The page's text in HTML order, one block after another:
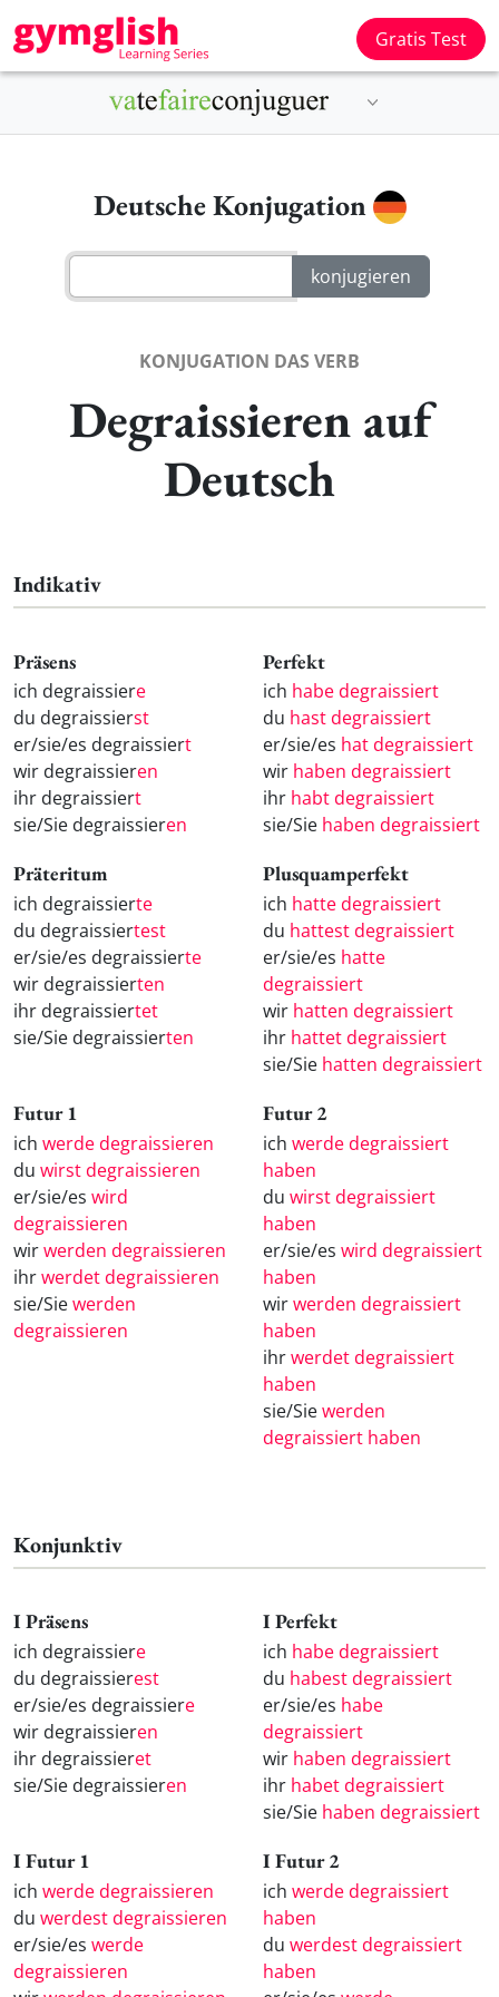
Gratis Test
Deutsche Konjugation
KONJUGATION DAS VERB
Degraissieren auf
Deutsch
Indikativ
Präsens
ich degraissiere
du degraissierst
er/sie/es degraissiert
wir degraissieren
ihr degraissiert
sie/Sie degraissieren
Perfekt
ich habe degraissiert
du hast degraissiert
er/sie/es hat degraissiert
wir haben degraissiert
ihr habt degraissiert
sie/Sie haben degraissiert
Präteritum
ich degraissierte
du degraissiertest
er/sie/es degraissierte
wir degraissierten
ihr degraissiertet
sie/Sie degraissierten
Plusquamperfekt
ich hatte degraissiert
du hattest degraissiert
er/sie/es hatte
degraissiert
wir hatten degraissiert
ihr hattet degraissiert
sie/Sie hatten degraissiert
Futur 1
ich werde degraissieren
du wirst degraissieren
er/sie/es wird
degraissieren
wirwerden degraissieren
ihrwerdet degraissieren
sie/Siewerden
degraissieren
Futur 2
ich werde degraissiert
haben
du wirst degraissiert
haben
er/sie/es wird degraissiert
haben
wirwerden degraissiert
haben
ihrwerdet degraissiert
haben
sie/Siewerden
degraissiert haben
Konjunktiv
I Präsens
ich degraissiere
du degraissierest
er/sie/es degraissiere
wir degraissieren
ihr degraissieret
sie/Sie degraissieren
I Perfekt
ich habe degraissiert
du habest degraissiert
er/sie/es habe
degraissiert
wir haben degraissiert
ihr habet degraissiert
sie/Sie haben degraissiert
I Futur 1
ich werde degraissieren
du werdest degraissieren
er/sie/es werde
degraissieren
I Futur 2
ich werde degraissiert
haben
du werdest degraissiert
haben